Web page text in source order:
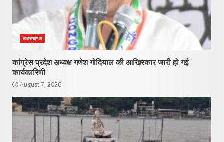
उत्तराखण्ड
कांग्रेस प्रदेश अध्यक्ष गणेश गोदियाल की आखिरकार जारी हो गई
कार्यकारिणी
August 7, 2026